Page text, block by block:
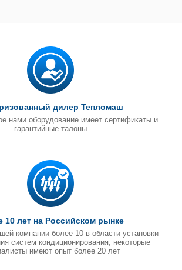
дилер Тепломаш
нами оборудование имеет сертификаты и
гарантийные талоны
10 лет на Российском рынке
компании более 10 в области установки
систем кондиционирования, некоторые
имеют опыт более 20 лет